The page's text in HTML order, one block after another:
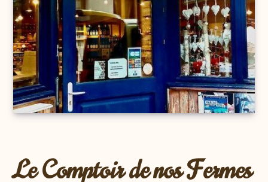
Le Comptoir de nos Fermes